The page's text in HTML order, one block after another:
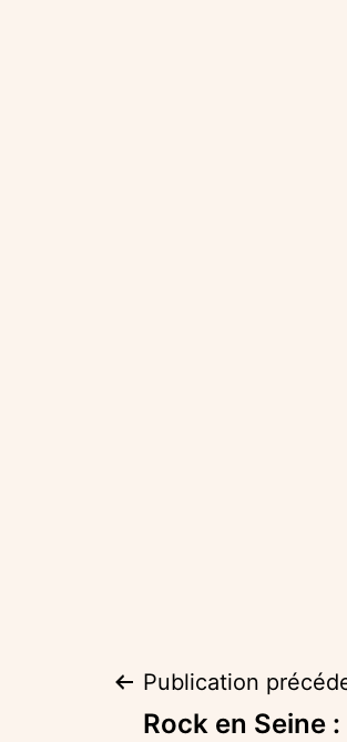
Publication
Rock en Seine